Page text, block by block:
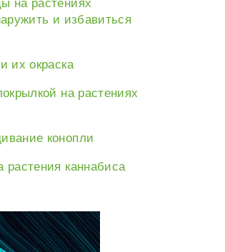
на растениях
и избавиться
их окраска
на растениях
конопли
растения каннабиса